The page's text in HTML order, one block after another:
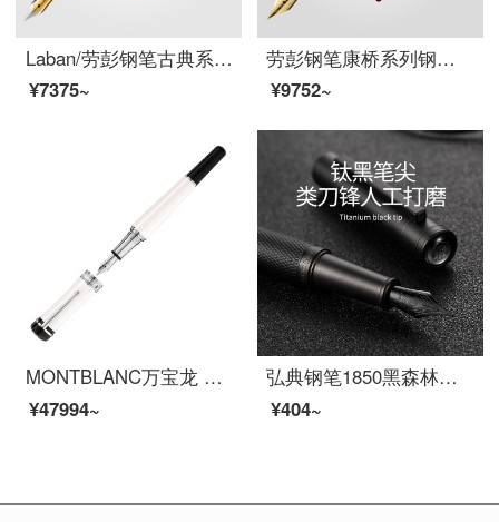
Laban/劳彭钢笔古典系列墨水笔男士高档商务办公礼物套装礼盒女生专用练字文艺精致复古定制送礼刻字 条纹玫瑰金 EF尖 0.35mm 明尖
¥7375~
劳彭钢笔康桥系列钢笔Laban象牙白树脂墨水笔男士女士练字笔铱金笔刚笔墨囊可替换礼品笔节日送礼礼物 巧克力色 0.5mm 明尖
¥9752~
MONTBLANC万宝龙 Bonheur幸运星系列钢笔/墨水笔M尖 114831
¥47994~
弘典钢笔1850黑森林练字学生用复古商务男女成人用笔弯头美工礼盒装礼物送礼书写书法墨水笔 免费刻字 黑森林（墨水礼盒） EF尖钢笔/0.38mm
¥404~